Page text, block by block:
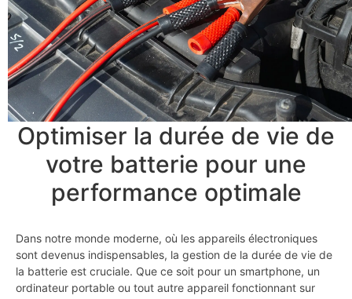
Optimiser la durée de vie de
votre batterie pour une
performance optimale
Dans notre monde moderne, où les appareils électroniques
sont devenus indispensables, la gestion de la durée de vie de
la batterie est cruciale. Que ce soit pour un smartphone, un
ordinateur portable ou tout autre appareil fonctionnant sur